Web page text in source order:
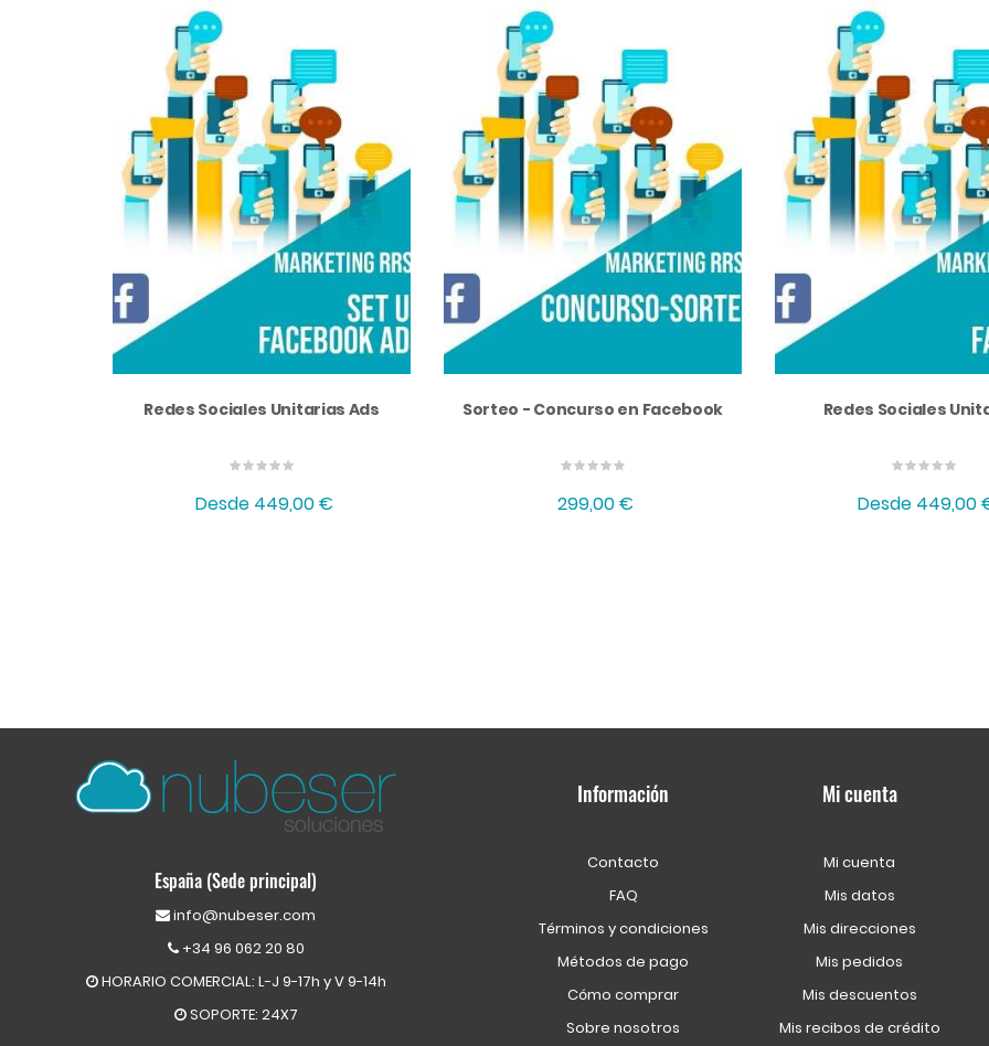
Redes Sociales Unitarias Ads
Desde 449,00 €
Sorteo - Concurso en Facebook
299,00 €
Redes Sociales
Desde 449,00
España (Sede principal)
info@nubeser.com
+34 96 062 20 80
HORARIO COMERCIAL: L-J 9-17h y V 9-14h
SOPORTE: 24X7
Información
Contacto
FAQ
Términos y condiciones
Métodos de pago
Cómo comprar
Sobre nosotros
Mi cuenta
Mi cuenta
Mis datos
Mis direcciones
Mis pedidos
Mis descuentos
Mis recibos de crédito